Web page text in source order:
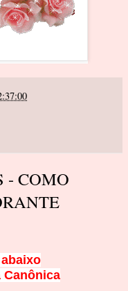
- COMO
aixo
Canônica